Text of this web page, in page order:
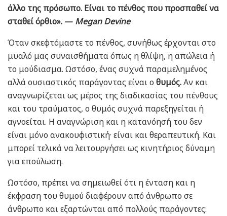
άλλο της πρόσωπο. Είναι το πένθος που προσπαθεί να
σταθεί όρθιο». — Megan Devine
Όταν σκεφτόμαστε το πένθος, συνήθως έρχονται στο
μυαλό μας συναισθήματα όπως η θλίψη, η απώλεια ή
το μούδιασμα. Ωστόσο, ένας συχνά παραμελημένος
αλλά ουσιαστικός παράγοντας είναι ο θυμός.Αν και
αναγνωρίζεται ως μέρος της διαδικασίας του πένθους
και του τραύματος, ο θυμός συχνά παρεξηγείται ή
αγνοείται. Η αναγνώριση και η κατανόησή του δεν
είναι μόνο ανακουφιστική· είναι και θεραπευτική. Και
μπορεί τελικά να λειτουργήσει ως κινητήριος δύναμη
για επούλωση.
Ωστόσο, πρέπει να σημειωθεί ότι η ένταση και η
έκφραση του θυμού διαφέρουν από άνθρωπο σε
άνθρωπο και εξαρτώνται από πολλούς παράγοντες: